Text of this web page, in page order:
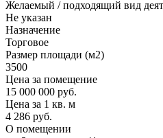
Желаемый / подходящий вид
Не указан
Назначение
Торговое
Размер площади (м2)
3500
Цена за помещение
15 000 000 руб.
Цена за 1 кв. м
4 286 руб.
О помещении